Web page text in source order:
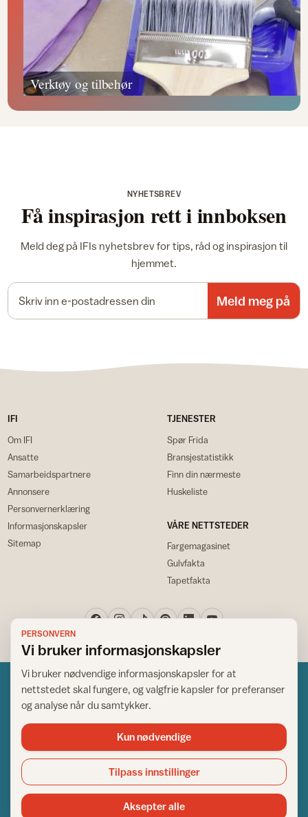
Verktøy og tilbehør
NYHETSBREV
Få inspirasjon rett i innboksen
Meld deg på IFIs nyhetsbrev for tips, råd og inspirasjon til
hjemmet.
Meld meg på
IFI
Om IFI
Ansatte
Samarbeidspartnere
Annonsere
Personvernerklæring
Informasjonskapsler
Sitemap
TJENESTER
Spør Frida
Bransjestatistikk
Finn din nærmeste
Huskeliste
VÅRE NETTSTEDER
Fargemagasinet
Gulvfakta
Tapetfakta
Norsk råd for hjem og bygg
Copyright © 1995-2026. All Rights Reserved.
Ansvarlig redaktør: Helge Bod Vangen
Utgiver: IFI - Norsk råd for hjem og bygg
PERSONVERN
Vi bruker informasjonskapsler
Vi bruker nødvendige informasjonskapsler for at
nettstedet skal fungere, og valgfrie kapsler for preferanser
og analyse når du samtykker.
Kun nødvendige
Tilpass innstillinger
Aksepter alle